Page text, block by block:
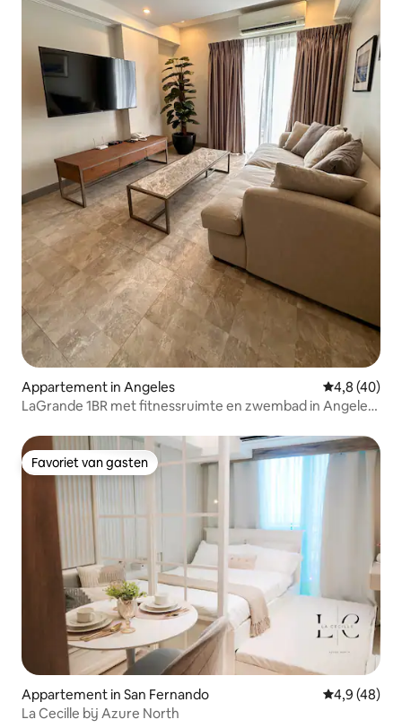
Appartement in Angeles
4,8 (40)
LaGrande 1BR met fitnessruimte en zwembad in Angeles
Favoriet van gasten
Favoriet van gasten
Appartement in San Fernando
4,9 (48)
La Cecille bij Azure North